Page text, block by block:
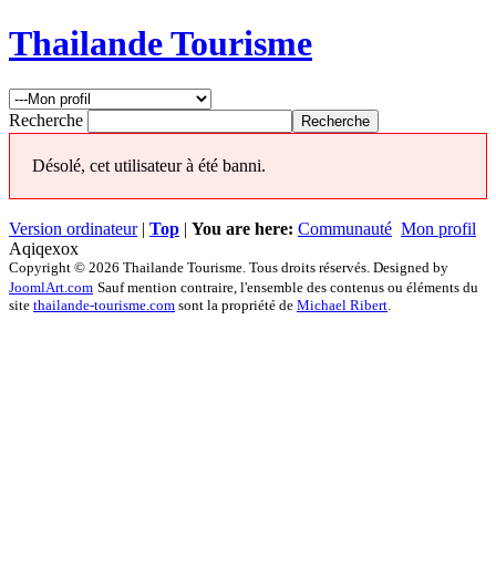
Thailande Tourisme
Recherche
Désolé, cet utilisateur à été banni.
Version ordinateur| Top | You are here: Communauté Mon profil
Aqiqexox
Copyright © 2026 Thailande Tourisme. Tous droits réservés. Designed by
JoomlArt.com Sauf mention contraire, l'ensemble des contenus ou éléments du
site thailande-tourisme.com sont la propriété de Michael Ribert